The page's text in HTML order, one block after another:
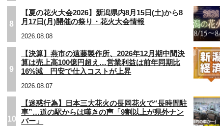
8
【夏の花火大会2026】新潟県内8月15日(土)から8
月17日(月)開催の祭り・花火大会情報
2026.08.08
9
【決算】燕市の遠藤製作所、2026年12月期中間決
算は売上高100億円超え…営業利益は前年同期比
16%減 円安で仕入コストが上昇
2026.08.07
10
【迷惑行為】日本三大花火の長岡花火で“長時間駐
車”…道の駅からは嘆きの声「9割以上が県外ナン
バー」